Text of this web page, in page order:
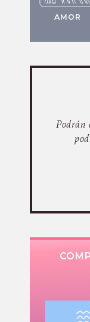
AMOR
Podrán